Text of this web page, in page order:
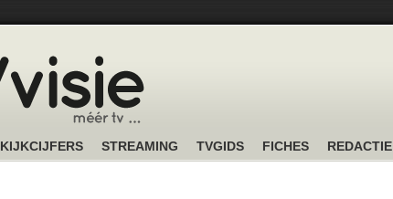
KIJKCIJFERS STREAMING TVGIDS FICHES REDACTIE